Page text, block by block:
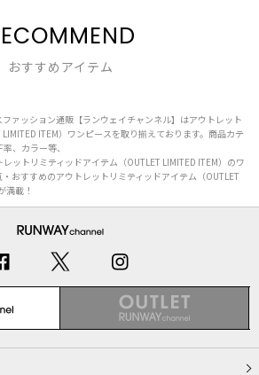
おすすめアイテム
ァッション通販【ランウェイチャンネル】はアウトレット
ITEM）ワンピースを取り揃えております。商品カテ
、カラー等、
ットリミティッドアイテム（OUTLET LIMITED ITEM）のワ
おすすめのアウトレットリミティッドアイテム（OUTLET
満載！